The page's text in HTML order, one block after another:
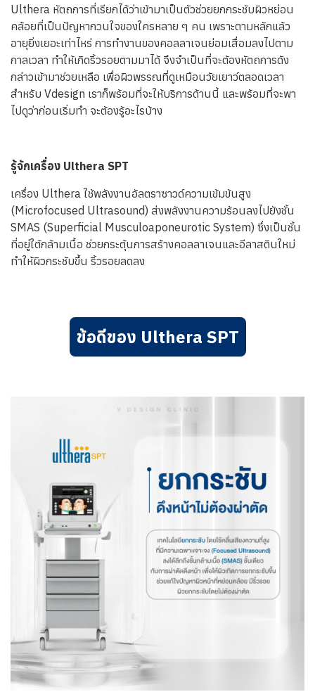
Ulthera หัตถการที่เรียกได้ว่าเข้ามาเป็นตัวช่วยยกกระชับผิวหย่อน
คล้อยที่เป็นปัญหากวนใจของใครหลาย ๆ คน เพราะตามหลักแล้ว
อายุยิ่งเยอะเท่าไหร่ การทำงานของคอลลาเจนย่อมเสื่อมลงไปตาม
กาลเวลา ทำให้เกิดริ้วรอยตามมาได้ จึงจำเป็นที่จะต้องหัตถการดัง
กล่าวเข้ามาช่วยเหลือ เพื่อผิวพรรณที่ดูเหมือนวัยเยาว์ตลอดเวลา
สำหรับ Vdesign เราก็พร้อมที่จะให้บริการด้านนี้ และพร้อมที่จะพา
ไปดูว่าก่อนเริ่มทำ จะต้องรู้อะไรบ้าง
รู้จักเครื่อง Ulthera SPT
เครื่อง Ulthera ใช้พลังงานอัลตราซาวด์ความเข้มข้นสูง
(Microfocused Ultrasound) ส่งพลังงานความร้อนลงไปยังชั้น
SMAS (Superficial Musculoaponeurotic System) ซึ่งเป็นชั้น
ที่อยู่ใต้กล้ามเนื้อ ช่วยกระตุ้นการสร้างคอลลาเจนและอีลาสตินใหม่
ทำให้ผิวกระชับขึ้น ริ้วรอยลดลง
ข้อดีของ Ulthera SPT